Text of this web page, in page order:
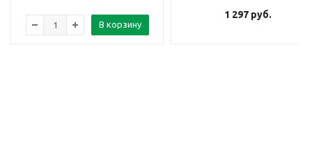
В корзину
1 297руб.